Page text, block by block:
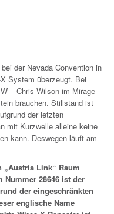
der Nevada Convention in
System überzeugt. Bei
– Chris Wilson im Mirage
brauchen. Stillstand ist
der letzten
mit Kurzwelle alleine keine
kann. Deswegen läuft am
„Austria Link“ Raum
28646 ist der
der eingeschränkten
englische Name